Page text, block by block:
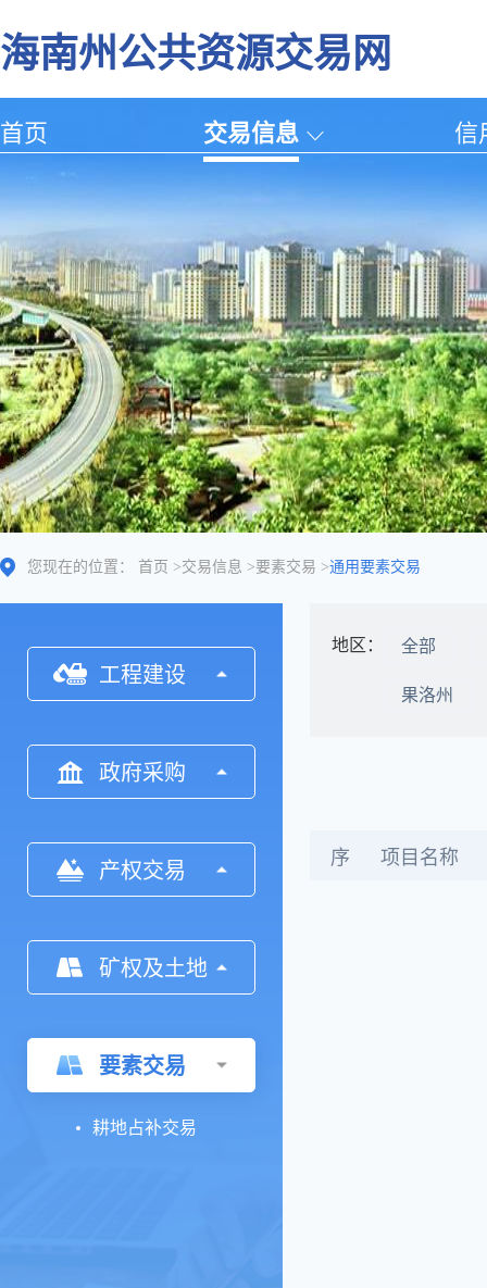
海南州公共资源交易网
首页 交易信息 信
您现在的位置： 首页 >交易信息 >要素交易 >通用要素交易
工程建设
政府采购
产权交易
矿权及土地
要素交易
耕地占补交易
地区： 全部
果洛州
序 项目名称